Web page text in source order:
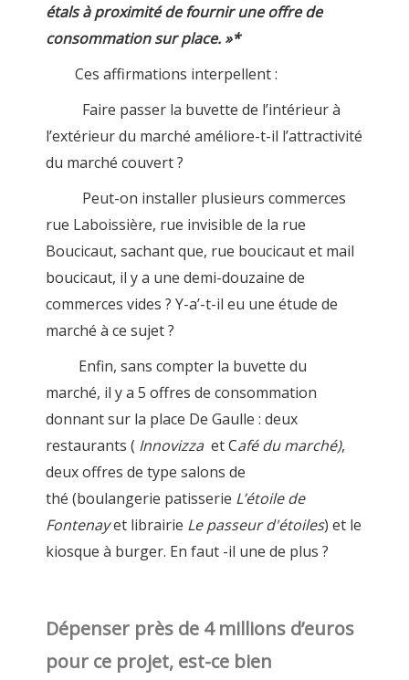
étals à proximité de fournir une offre de
consommation sur place. »*
Ces affirmations interpellent :
Faire passer la buvette de l’intérieur à
l’extérieur du marché améliore-t-il l’attractivité
du marché couvert ?
Peut-on installer plusieurs commerces
rue Laboissière, rue invisible de la rue
Boucicaut, sachant que, rue boucicaut et mail
boucicaut, il y a une demi-douzaine de
commerces vides ? Y-a’-t-il eu une étude de
marché à ce sujet ?
Enfin, sans compter la buvette du
marché, il y a 5 offres de consommation
donnant sur la place De Gaulle : deux
restaurants ( Innovizza et Café du marché),
deux offres de type salons de
thé (boulangerie patisserie L’étoile de
Fontenayet librairie Le passeur d'étoiles) et le
kiosque à burger. En faut -il une de plus ?
Dépenser près de 4 millions d’euros
pour ce projet, est-ce bien